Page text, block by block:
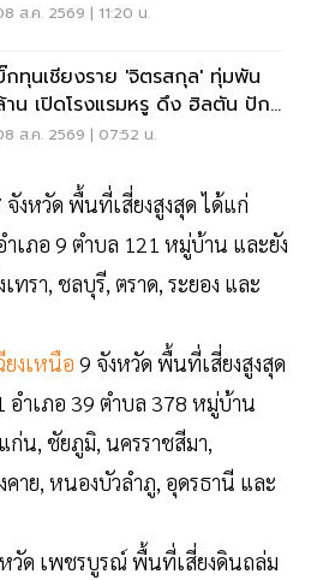
ส.ค. 2569 | 11:20 น.
กทุนเชียงราย 'จิตรสกุล' ทุ่มพัน
าน เปิดโรงแรมหรู ดึง ฮิลตัน ปัก
มุดแบรนด์ใหม่
ส.ค. 2569 | 07:52 น.
จังหวัด พื้นที่เสี่ยงสูงสุด ได้แก่
เภอ 9 ตำบล 121 หมู่บ้าน และยัง
ทรา, ชลบุรี, ตราด, ระยอง และ
งเหนือ 9 จังหวัด พื้นที่เสี่ยงสูงสุด
อำเภอ 39 ตำบล 378 หมู่บ้าน
น, ชัยภูมิ, นครราชสีมา,
าย, หนองบัวลำภู, อุดรธานี และ
วัด เพชรบูรณ์ พื้นที่เสี่ยงดินถล่ม